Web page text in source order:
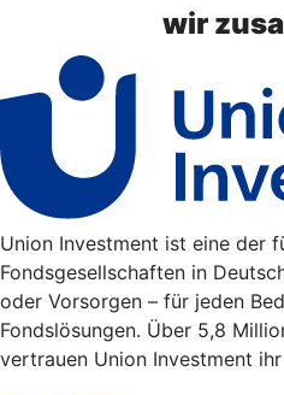
wir
Union Investment ist eine der
Fondsgesellschaften in
oder Vorsorgen – für jeden
Fondslösungen. Über 5,8
vertrauen Union Investment